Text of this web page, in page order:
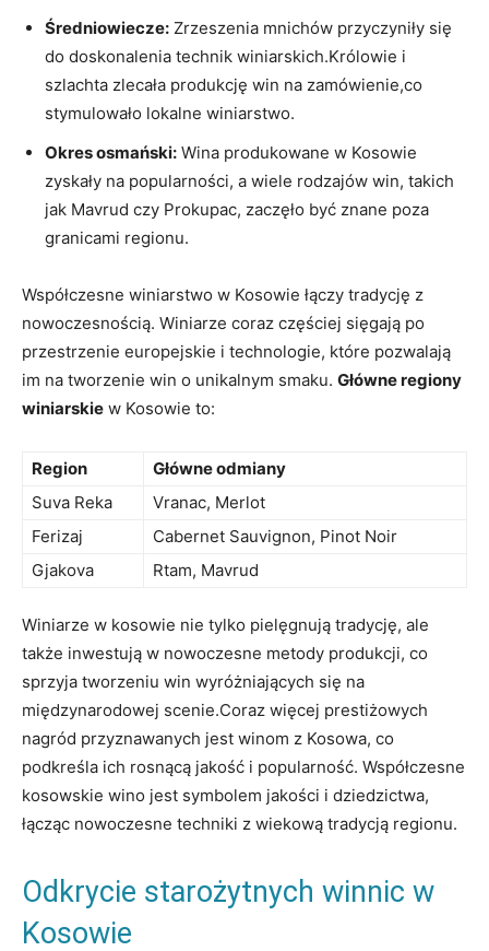
Średniowiecze: Zrzeszenia mnichów przyczyniły się
do ⁣doskonalenia technik winiarskich.Królowie i
szlachta zlecała produkcję⁣ win na ⁣zamówienie,co
stymulowało lokalne ⁣winiarstwo.
Okres⁢ osmański: Wina⁤ produkowane w Kosowie
zyskały na popularności,‌ a ⁤wiele rodzajów win, ‍takich
jak Mavrud czy Prokupac, zaczęło⁤ być znane⁤ poza
⁤granicami regionu.
Współczesne winiarstwo w ⁤Kosowie ‌łączy ⁣tradycję z
nowoczesnością. Winiarze coraz częściej sięgają po
przestrzenie europejskie⁢ i technologie, które pozwalają⁢
im na tworzenie ⁣win‌ o unikalnym smaku. Główne ​regiony
winiarskie w Kosowie to:
Region
Główne ​odmiany
Suva ⁣Reka
Vranac,‍ Merlot
Ferizaj
Cabernet ⁢Sauvignon, ⁣Pinot Noir
Gjakova
Rtam, Mavrud
Winiarze ⁢w kosowie⁣ nie tylko pielęgnują tradycję, ale
także inwestują w nowoczesne metody ​produkcji, co
sprzyja ⁣tworzeniu win ⁣wyróżniających się na
międzynarodowej scenie.Coraz więcej ​prestiżowych
nagród przyznawanych jest winom z⁢ Kosowa, co
podkreśla‌ ich rosnącą jakość i popularność. ‌Współczesne
⁣kosowskie wino ‌jest symbolem jakości ‍i ‌dziedzictwa,⁢
łącząc nowoczesne techniki z ‌wiekową tradycją regionu.
Odkrycie starożytnych winnic w
Kosowie